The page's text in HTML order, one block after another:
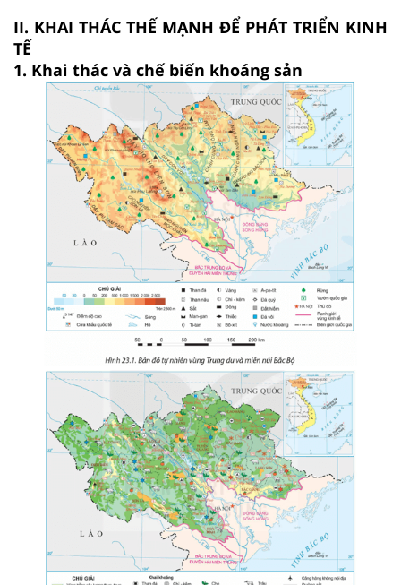
II. KHAI THÁC THẾ MẠNH ĐỂ PHÁT TRIỂN KINH
TẾ
1. Khai thác và chế biến khoáng sản